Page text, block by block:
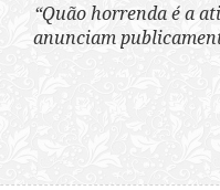
“Quão horrenda é a
anunciam